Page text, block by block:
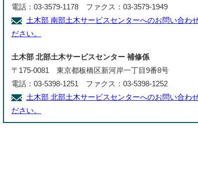
電話：03-3579-1178 ファクス：03-3579-1949
土木部 南部土木サービスセンターへのお問い合わ
ださい。
土木部 北部土木サービスセンター 補修係
〒175-0081 東京都板橋区新河岸一丁目9番8号
電話：03-5398-1251 ファクス：03-5398-1252
土木部 北部土木サービスセンターへのお問い合わ
ださい。